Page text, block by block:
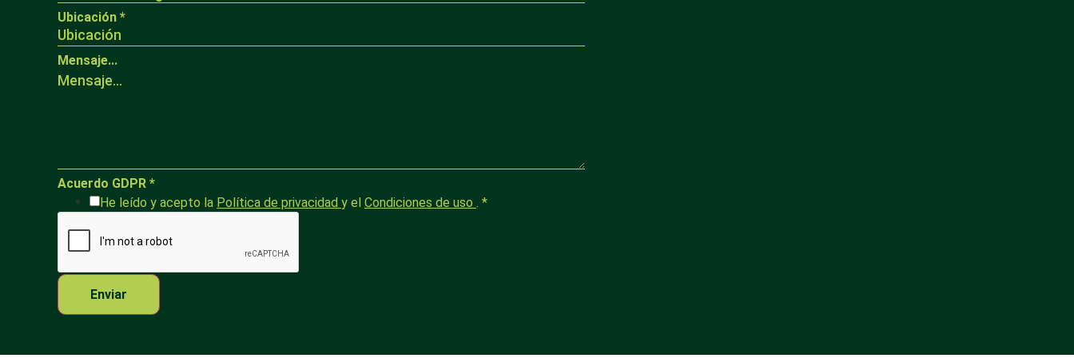
Ubicación *
Mensaje...
Acuerdo GDPR *
He leído y acepto la Política de privacidad y el Condiciones de uso . *
Enviar